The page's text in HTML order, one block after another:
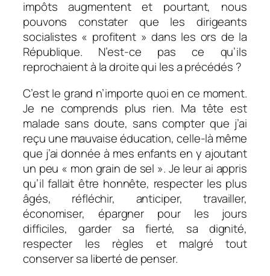
impôts augmentent et pourtant, nous
pouvons constater que les dirigeants
socialistes « profitent » dans les ors de la
République. N’est-ce pas ce qu’ils
reprochaient à la droite qui les a précédés ?
C’est le grand n’importe quoi en ce moment.
Je ne comprends plus rien. Ma tête est
malade sans doute, sans compter que j’ai
reçu une mauvaise éducation, celle-là même
que j’ai donnée à mes enfants en y ajoutant
un peu « mon grain de sel ». Je leur ai appris
qu’il fallait être honnête, respecter les plus
âgés, réfléchir, anticiper, travailler,
économiser, épargner pour les jours
difficiles, garder sa fierté, sa dignité,
respecter les règles et malgré tout
conserver sa liberté de penser.